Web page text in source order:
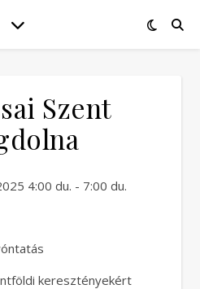
Szent
4:00 du. - 7:00 du.
keresztényekért